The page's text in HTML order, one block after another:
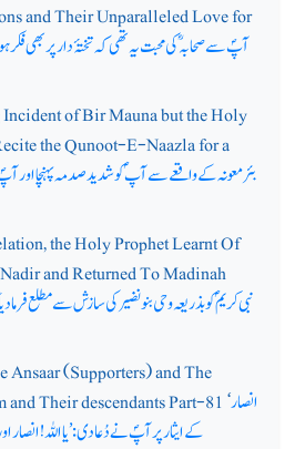
and Their Unparalleled Love for
آپؐ سے صحابہؓ کی محبت یہ تھی کہ تختۂ دار پر بھی فکر
of Bir Mauna but the Holy
the Qunoot-E-Naazla for a
بئر معونہ کے واقعے سے آپ ؐ کو شدید صدمہ پہنچا اور
the Holy Prophet Learnt Of
and Returned To Madinah
نبی کریم ؐکو بذریعہ وحی بنونضیر کی سازش سے مطلع فرما
Ansaar (Supporters) and The
and Their descendants Part-81 ‘انصار
کے ایثار پر آپؐ نے دُعا دی:’ یا اللہ! انصار